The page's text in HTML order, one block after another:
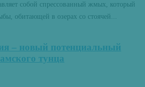
собой спрессованный жмых, который
обитающей в озерах со стоячей...
– новый потенциальный
тунца